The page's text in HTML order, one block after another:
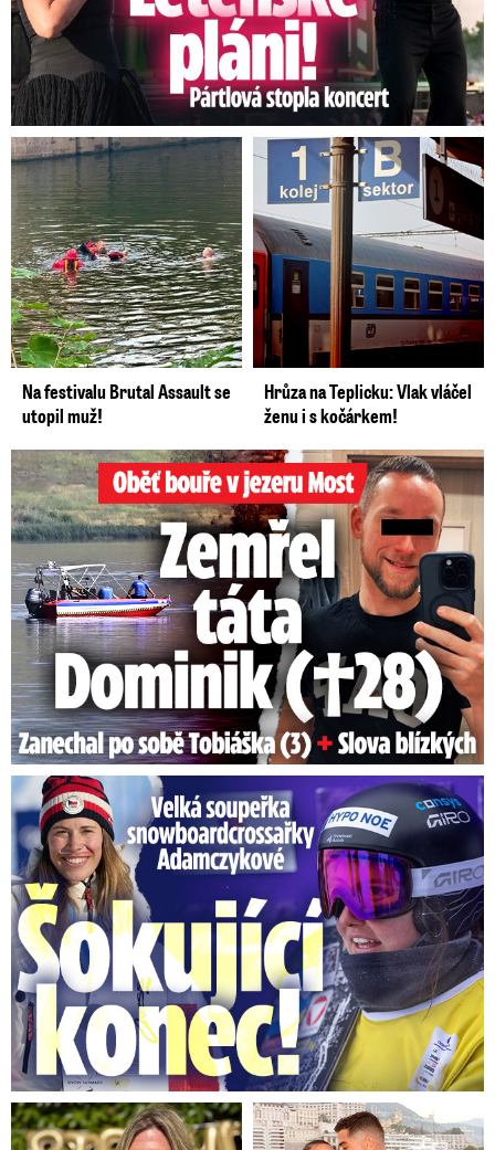
Na festivalu Brutal Assault se
utopil muž!
Hrůza na Teplicku: Vlak vláčel
ženu i s kočárkem!
Oběť bouře v jezeru Most: Zemřel táta Dominik (†28)
Velká soupeřka Adamczykové: Šokující konec!